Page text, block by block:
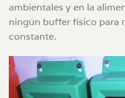
ambientales y en la
ningún buffer físico para
constante.